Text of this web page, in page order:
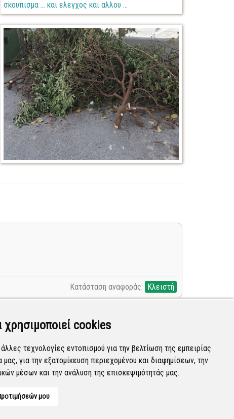
cookies
τεχνολογίες εντοπισμού για την βελτίωση της εμπειρίας
για την εξατομίκευση περιεχομένου και διαφημίσεων, την
μέσων και την ανάλυση της επισκεψιμότητάς μας.
μου
Κατάσταση αναφοράς: Κλειστή
Κατάσταση αναφοράς: Νέα